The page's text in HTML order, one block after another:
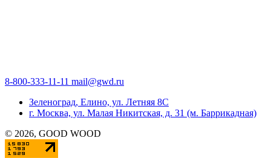
8-800-333-11-11 mail@gwd.ru
Зеленоград, Елино, ул. Летняя 8С
г. Москва, ул. Малая Никитская, д. 31 (м. Баррикадная)
© 2026, GOOD WOOD